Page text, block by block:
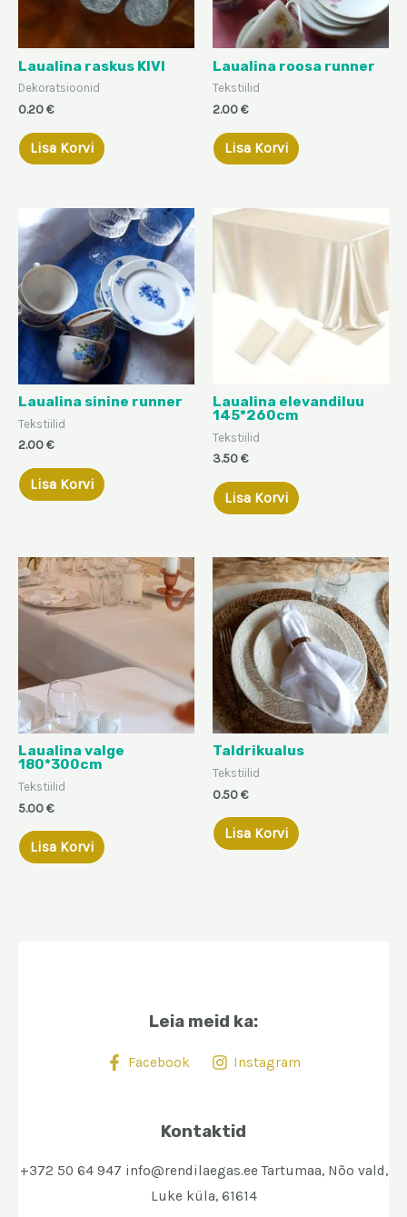
Laualina raskus KIVI
Dekoratsioonid
0.20€
Lisa Korvi
Laualina roosa runner
Tekstiilid
2.00€
Lisa Korvi
Laualina sinine runner
Tekstiilid
2.00€
Lisa Korvi
Laualina elevandiluu
145*260cm
Tekstiilid
3.50€
Lisa Korvi
Laualina valge
180*300cm
Tekstiilid
5.00€
Lisa Korvi
Taldrikualus
Tekstiilid
0.50€
Lisa Korvi
Leia meid ka:
Facebook Instagram
Kontaktid
+372 50 64 947 info@rendilaegas.ee Tartumaa, Nõo vald,
Luke küla, 61614